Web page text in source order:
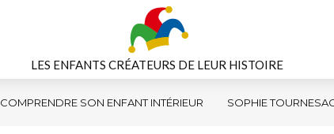
LES ENFANTS CRÉATEURS DE LEUR HISTOIRE
COMPRENDRE SON ENFANT INTÉRIEUR SOPHIE